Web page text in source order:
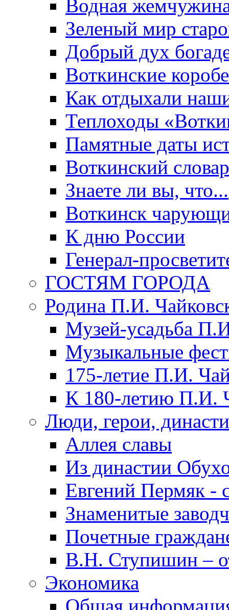
Водная
Зеленый мир
Добрый дух
Воткинские
Как отдыхали
Теплоходы
Памятные даты
Воткинский
Знаете ли вы, что...
Воткинск
К дню России
Генерал-
ГОСТЯМ ГОРОДА
Родина П.И.
Музей-усадьба
Музыкальные
175-летие П.И.
К 180-летию П.И.
Люди, герои,
Аллея славы
Из династии
Евгений Пермяк -
Знаменитые
Почетные
В.Н. Ступишин –
Экономика